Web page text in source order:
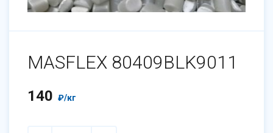
MASFLEX 80409BLK9011
140 ₽/кг